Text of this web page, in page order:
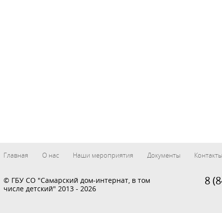
Главная О нас Наши мероприятия Документы
Контакты
© ГБУ СО "Самарский дом-интернат, в том
числе детский" 2013 - 2026
8